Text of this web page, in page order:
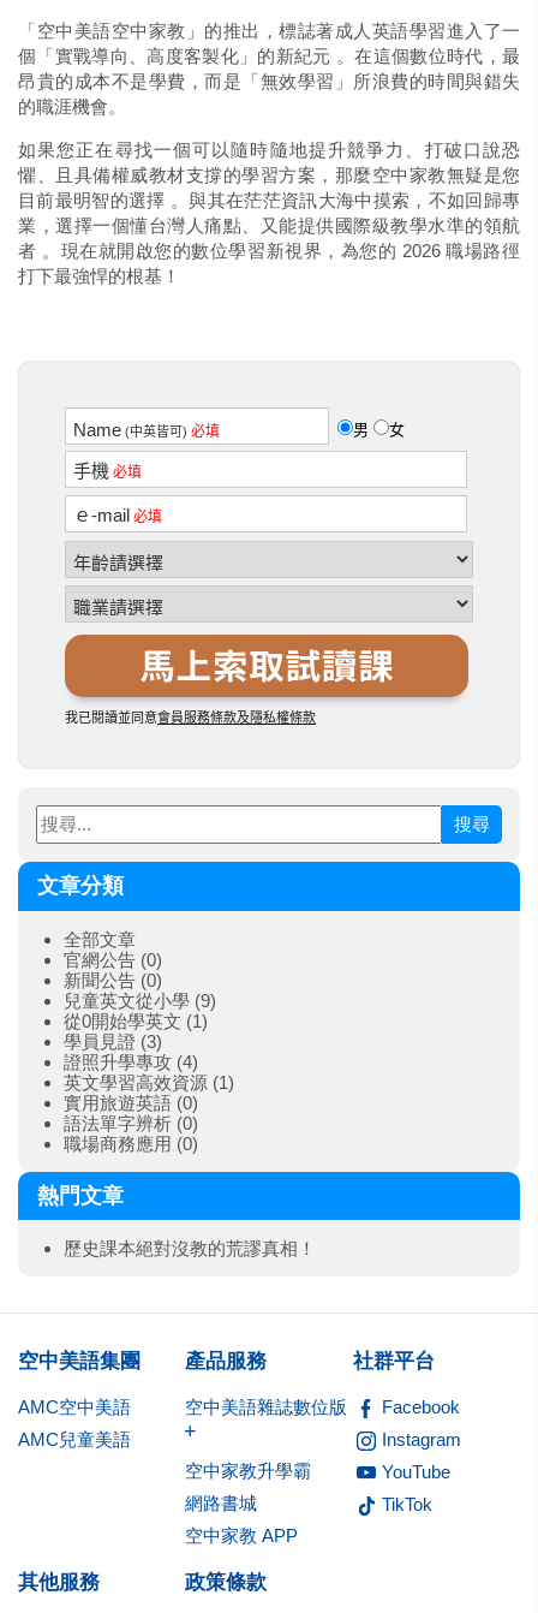
「空中美語空中家教」的推出，標誌著成人英語學習進入了一
個「實戰導向、高度客製化」的新紀元 。在這個數位時代，最
昂貴的成本不是學費，而是「無效學習」所浪費的時間與錯失
的職涯機會。
如果您正在尋找一個可以隨時隨地提升競爭力、打破口說恐
懼、且具備權威教材支撐的學習方案，那麼空中家教無疑是您
目前最明智的選擇 。與其在茫茫資訊大海中摸索，不如回歸專
業，選擇一個懂台灣人痛點、又能提供國際級教學水準的領航
者 。現在就開啟您的數位學習新視界，為您的 2026 職場路徑
打下最強悍的根基！
搜尋
文章分類
全部文章
官網公告(0)
新聞公告(0)
兒童英文從小學(9)
從0開始學英文 (1)
學員見證 (3)
證照升學專攻(4)
英文學習高效資源(1)
實用旅遊英語(0)
語法單字辨析(0)
職場商務應用 (0)
熱門文章
歷史課本絕對沒教的荒謬真相！
空中美語集團
AMC空中美語
AMC兒童美語
產品服務
空中美語雜誌數位版
+
空中家教升學霸
網路書城
空中家教 APP
社群平台
Facebook
Instagram
YouTube
TikTok
其他服務 政策條款